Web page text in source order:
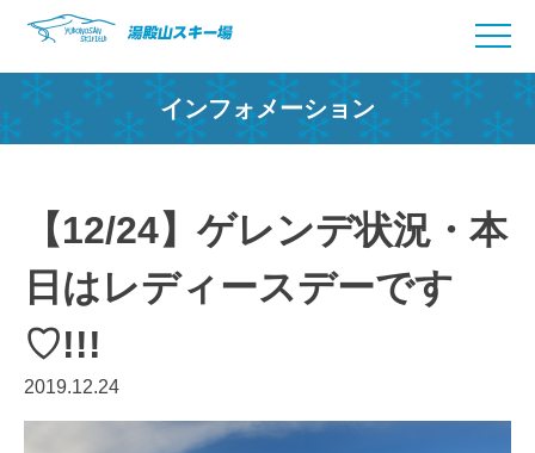
content
インフォメーション
【12/24】ゲレンデ状況・本
日はレディースデーです
♡!!!
2019.12.24